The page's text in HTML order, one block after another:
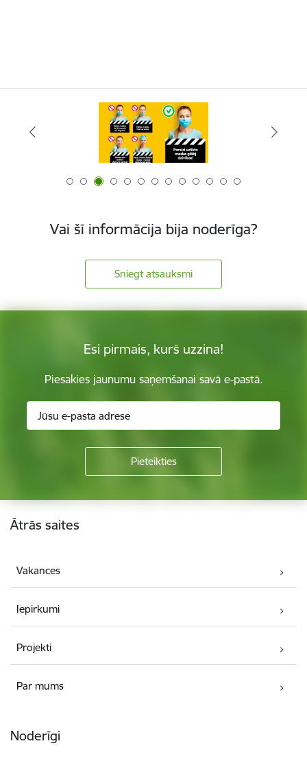
Vai šī informācija bija noderīga?
Sniegt atsauksmi
Esi pirmais, kurš uzzina!
Piesakies jaunumu saņemšanai savā e-pastā.
Kājene
Ātrās saites
Vakances
Iepirkumi
Projekti
Par mums
Noderīgi